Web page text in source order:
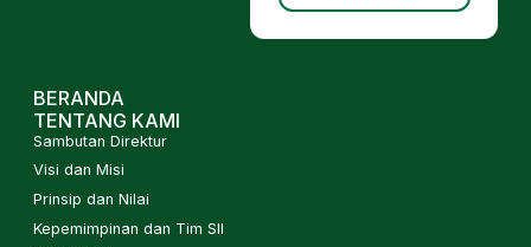
BERANDA
TENTANG KAMI
Sambutan Direktur
Visi dan Misi
Prinsip dan Nilai
Kepemimpinan dan Tim SII